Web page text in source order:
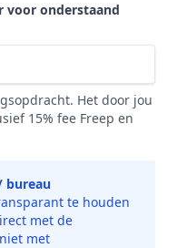
voor onderstaand
Het door jou
15% fee Freep en
bureau
te houden
met de
met